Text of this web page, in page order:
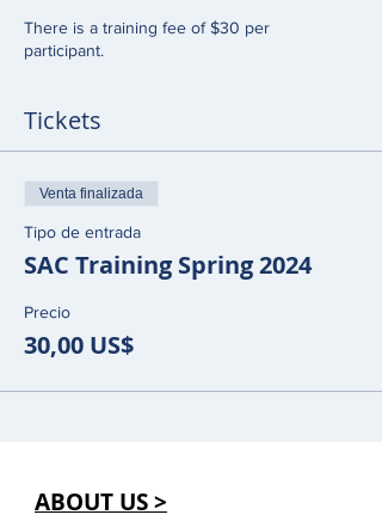
There is a training fee of $30 per
participant.
Tickets
Venta finalizada
Tipo de entrada
SAC Training Spring 2024
Precio
30,00 US$
ABOUT US >